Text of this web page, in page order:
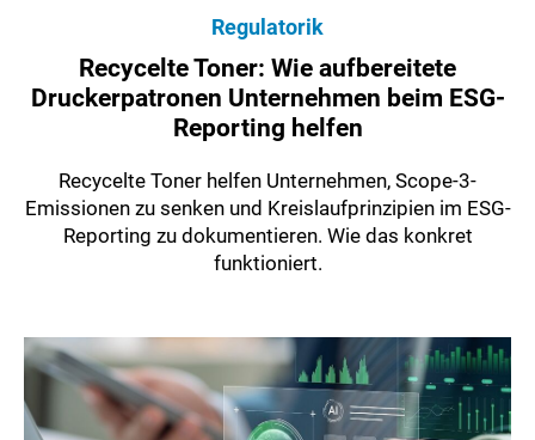
Regulatorik
Recycelte Toner: Wie aufbereitete
Druckerpatronen Unternehmen beim ESG-
Reporting helfen
Recycelte Toner helfen Unternehmen, Scope-3-
Emissionen zu senken und Kreislaufprinzipien im ESG-
Reporting zu dokumentieren. Wie das konkret
funktioniert.